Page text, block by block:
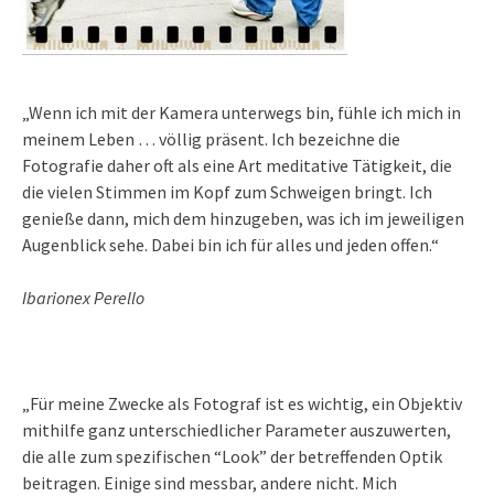
„Wenn ich mit der Kamera unterwegs bin, fühle ich mich in
meinem Leben … völlig präsent. Ich bezeichne die
Fotografie daher oft als eine Art meditative Tätigkeit, die
die vielen Stimmen im Kopf zum Schweigen bringt. Ich
genieße dann, mich dem hinzugeben, was ich im jeweiligen
Augenblick sehe. Dabei bin ich für alles und jeden offen.“
Ibarionex Perello
„Für meine Zwecke als Fotograf ist es wichtig, ein Objektiv
mithilfe ganz unterschiedlicher Parameter auszuwerten,
die alle zum spezifischen “Look” der betreffenden Optik
beitragen. Einige sind messbar, andere nicht. Mich